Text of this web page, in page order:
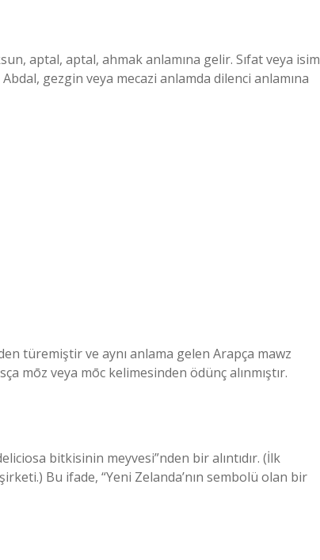
aptal, aptal, ahmak anlamına gelir. Sıfat veya isim
gezgin veya mecazi anlamda dilenci anlamına
mōz veya mōc kelimesinden ödünç alınmıştır.
bitkisinin meyvesi”nden bir alıntıdır. (İlk
Bu ifade, “Yeni Zelanda’nın sembolü olan bir